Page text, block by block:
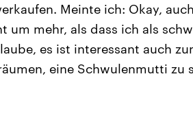
Meinte ich: Okay,
um mehr, als dass ich als
es ist interessant auch
eine Schwulenmutti zu